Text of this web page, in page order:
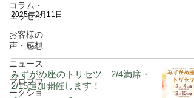
コラム・
エッセイ
お客様の
声・感想
ニュース
アロマワ
ークショ
2025年2月11日
みずがめ座のトリセツ 2/4満席・
2/15追加開催します！